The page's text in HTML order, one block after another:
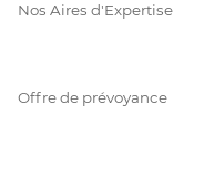
Nos Aires d'Expertise
Offre de prévoyance